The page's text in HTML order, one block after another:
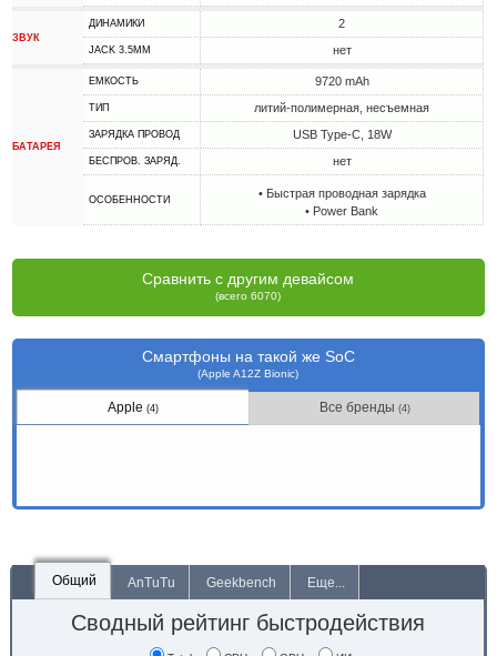
ЗВУК
ДИНАМИКИ 2
JACK 3.5MM нет
БАТАРЕЯ
ЕМКОСТЬ 9720 mAh
ТИП литий-полимерная, несъемная
ЗАРЯДКА ПРОВОД USB Type-C, 18W
БЕСПРОВ. ЗАРЯД. нет
ОСОБЕННОСТИ
• Быстрая проводная зарядка
• Power Bank
Сравнить с другим девайсом
(всего 6070)
Смартфоны на такой же SoC
(Apple A12Z Bionic)
Apple(4) Все бренды (4)
Общий AnTuTu Geekbench Еще...
Сводный рейтинг быстродействия